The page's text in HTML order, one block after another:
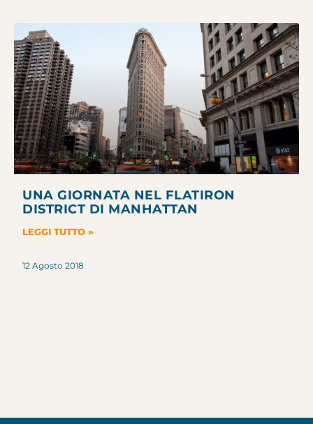
UNA GIORNATA NEL FLATIRON
DISTRICT DI MANHATTAN
LEGGI TUTTO »
12 Agosto 2018